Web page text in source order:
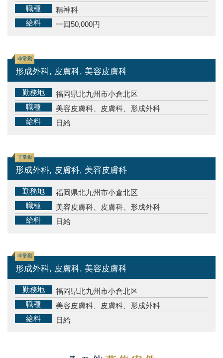
職種
精神科
給料
一回50,000円
非常勤
形成外科, 皮膚科, 美容皮膚科
勤務地
福岡県北九州市小倉北区
職種
美容皮膚科、皮膚科、形成外科
給料
日給
非常勤
形成外科, 皮膚科, 美容皮膚科
勤務地
福岡県北九州市小倉北区
職種
美容皮膚科、皮膚科、形成外科
給料
日給
非常勤
形成外科, 皮膚科, 美容皮膚科
勤務地
福岡県北九州市小倉北区
職種
美容皮膚科、皮膚科、形成外科
給料
日給